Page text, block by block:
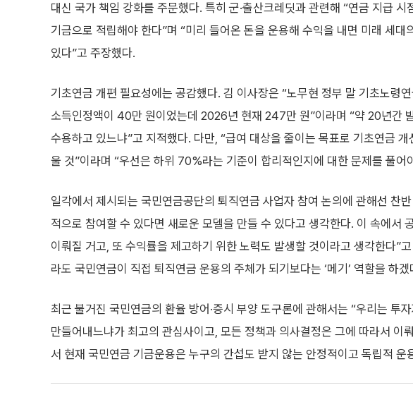
대신 국가 책임 강화를 주문했다. 특히 군·출산크레딧과 관련해 “연금 지급
기금으로 적립해야 한다”며 “미리 들어온 돈을 운용해 수익을 내면 미래 세
있다”고 주장했다.
기초연금 개편 필요성에는 공감했다. 김 이사장은 “노무현 정부 말 기초노령
소득인정액이 40만 원이었는데 2026년 현재 247만 원”이라며 “약 20년간
수용하고 있느냐”고 지적했다. 다만, “급여 대상을 줄이는 목표로 기초연금
울 것”이라며 “우선은 하위 70%라는 기준이 합리적인지에 대한 문제를 풀어
일각에서 제시되는 국민연금공단의 퇴직연금 사업자 참여 논의에 관해선 찬
적으로 참여할 수 있다면 새로운 모델을 만들 수 있다고 생각한다. 이 속에서
이뤄질 거고, 또 수익률을 제고하기 위한 노력도 발생할 것이라고 생각한다”
라도 국민연금이 직접 퇴직연금 운용의 주체가 되기보다는 ‘메기’ 역할을 하
최근 불거진 국민연금의 환율 방어·증시 부양 도구론에 관해서는 “우리는 투
만들어내느냐가 최고의 관심사이고, 모든 정책과 의사결정은 그에 따라서 이
서 현재 국민연금 기금운용은 누구의 간섭도 받지 않는 안정적이고 독립적 운